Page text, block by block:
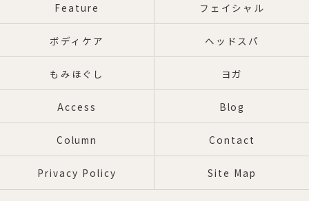
Feature フェイシャル
ボディケア ヘッドスパ
もみほぐし ヨガ
Access Blog
Column Contact
Privacy Policy Site Map